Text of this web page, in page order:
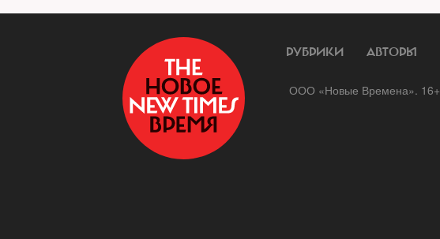
РУБРИКИ АВТОРЫ
ООО «Новые Времена». 16+